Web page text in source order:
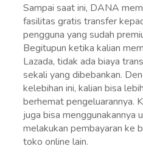
Sampai saat ini, DANA
fasilitas gratis transfer
pengguna yang sudah
Begitupun ketika kalian
Lazada, tidak ada biaya
sekali yang dibebankan.
kelebihan ini, kalian bisa lebih
berhemat pengeluarannya.
juga bisa menggunakannya
melakukan pembayaran ke
toko online lain.